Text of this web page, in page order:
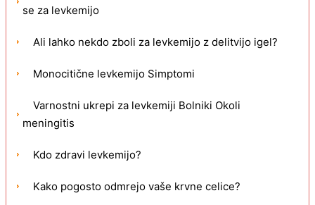
se za levkemijo
Ali lahko nekdo zboli za levkemijo z delitvijo igel?
Monocitične levkemijo Simptomi
Varnostni ukrepi za levkemiji Bolniki Okoli
meningitis
Kdo zdravi levkemijo?
Kako pogosto odmrejo vaše krvne celice?